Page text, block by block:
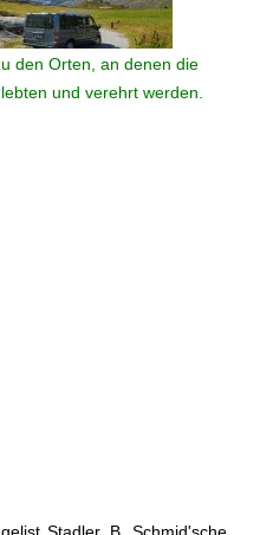
den Orten, an denen die
und verehrt werden.